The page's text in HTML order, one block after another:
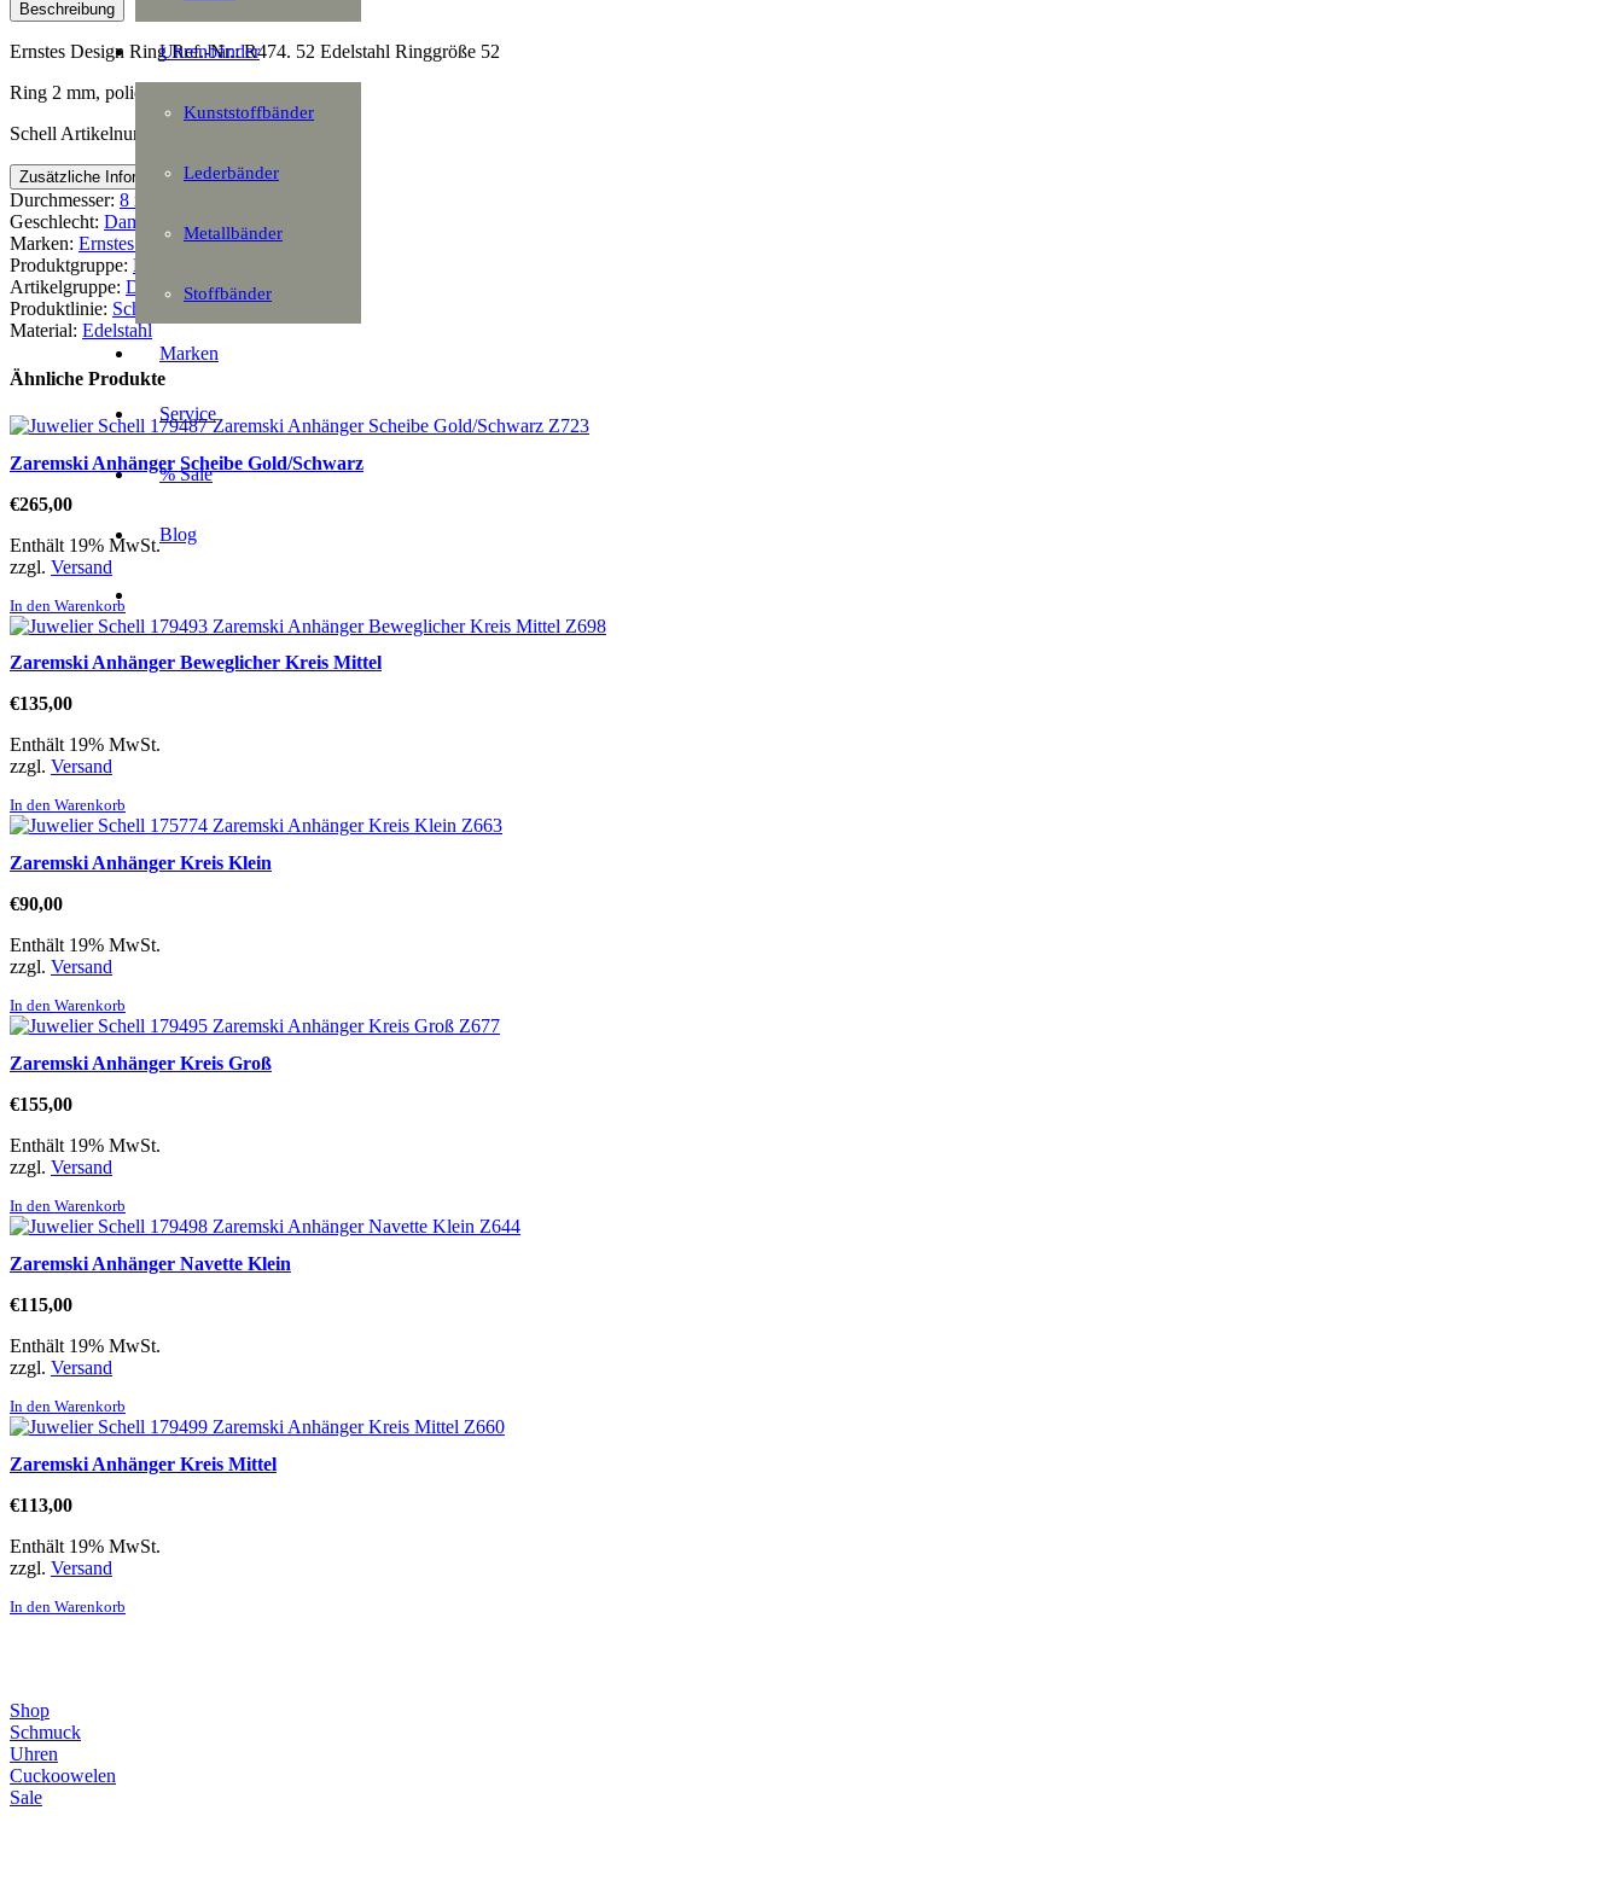
Uhrenbänder
Kunststoffbänder
Lederbänder
Metallbänder
Stoffbänder
Marken
Service
% Sale
Blog
Beschreibung
Ernstes Design Ring Ref.-Nr.: R474. 52 Edelstahl Ringgröße 52
Ring 2 mm, poliert Gr. 52
Schell Artikelnummer: 153784
Zusätzliche Information
Durchmesser: 8 mm
Geschlecht: Damen
Marken: Ernstes Design
Produktgruppe: Handschmuck
Artikelgruppe: Damenring
Produktlinie: Schmuck
Material: Edelstahl
Ähnliche Produkte
Zaremski Anhänger Scheibe Gold/Schwarz
€265,00
Enthält 19% MwSt.
zzgl. Versand
In den Warenkorb
Zaremski Anhänger Beweglicher Kreis Mittel
€135,00
Enthält 19% MwSt.
zzgl. Versand
In den Warenkorb
Zaremski Anhänger Kreis Klein
€90,00
Enthält 19% MwSt.
zzgl. Versand
In den Warenkorb
Zaremski Anhänger Kreis Groß
€155,00
Enthält 19% MwSt.
zzgl. Versand
In den Warenkorb
Zaremski Anhänger Navette Klein
€115,00
Enthält 19% MwSt.
zzgl. Versand
In den Warenkorb
Zaremski Anhänger Kreis Mittel
€113,00
Enthält 19% MwSt.
zzgl. Versand
In den Warenkorb
Shop
Schmuck
Uhren
Cuckoowelen
Sale